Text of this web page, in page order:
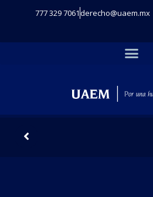
777 329 7061derecho@uaem.mx